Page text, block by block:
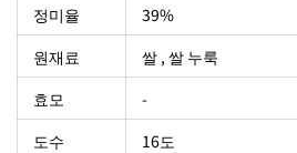
정미율
39%
원재료
쌀 , 쌀 누룩
효모
-
도수
16도